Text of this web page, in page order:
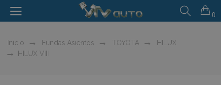
0
Inicio Fundas Asientos TOYOTA
HILUX
HILUX VIII